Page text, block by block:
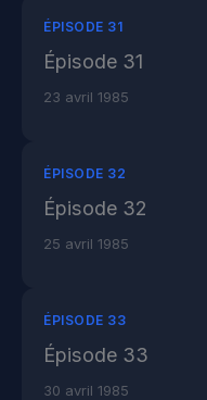
ÉPISODE 31
Épisode 31
23 avril 1985
ÉPISODE 32
Épisode 32
25 avril 1985
ÉPISODE 33
Épisode 33
30 avril 1985